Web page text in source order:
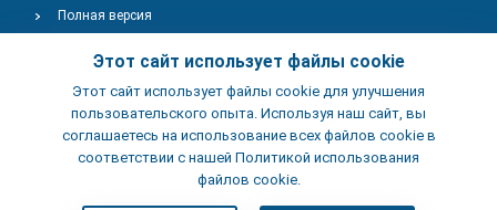
Этот сайт использует файлы cookie
Этот сайт использует файлы cookie для улучшения
пользовательского опыта. Используя наш сайт, вы
соглашаетесь на использование всех файлов cookie в
соответствии с нашей Политикой использования
файлов cookie.
Полная версия
Добавить Событие
Добавить Заведение